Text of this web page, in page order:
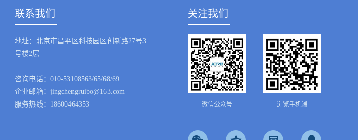
联系我们
地址：北京市昌平区科技园区创新路27号3
号楼2层
咨询电话：010-53108563/65/68/69
企业邮箱：jingchengruibo@163.com
服务热线：18600464353
关注我们
微信公众号 浏览手机端